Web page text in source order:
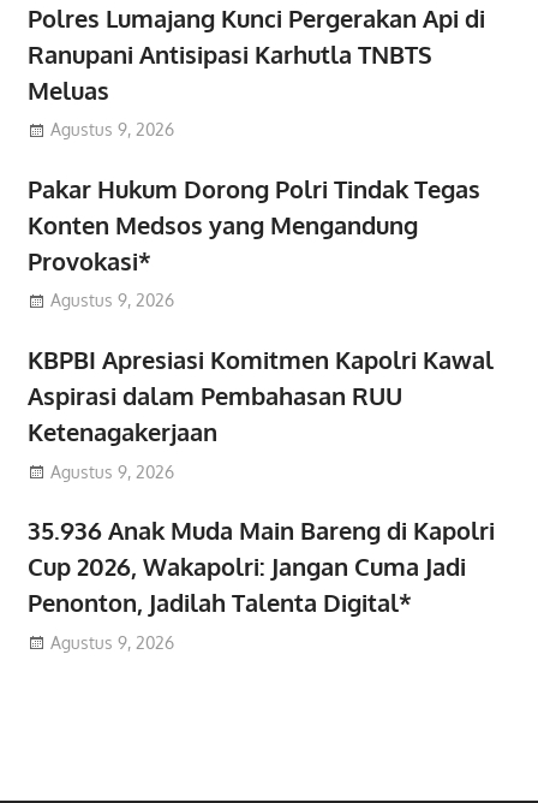
Polres Lumajang Kunci Pergerakan Api di
Ranupani Antisipasi Karhutla TNBTS
Meluas
Agustus 9, 2026
Pakar Hukum Dorong Polri Tindak Tegas
Konten Medsos yang Mengandung
Provokasi*
Agustus 9, 2026
KBPBI Apresiasi Komitmen Kapolri Kawal
Aspirasi dalam Pembahasan RUU
Ketenagakerjaan
Agustus 9, 2026
35.936 Anak Muda Main Bareng di Kapolri
Cup 2026, Wakapolri: Jangan Cuma Jadi
Penonton, Jadilah Talenta Digital*
Agustus 9, 2026